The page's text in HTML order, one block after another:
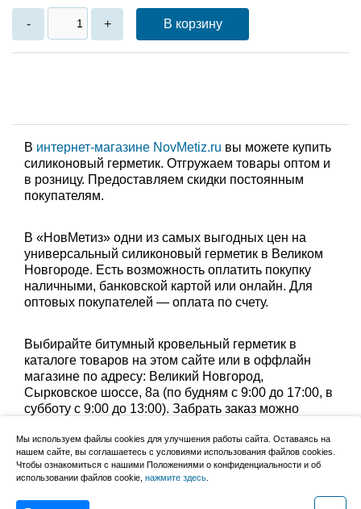
- + В корзину
В интернет-магазине NovMetiz.ru вы можете купить
силиконовый герметик. Отгружаем товары оптом и
в розницу. Предоставляем скидки постоянным
покупателям.
В «НовМетиз» одни из самых выгодных цен на
универсальный силиконовый герметик в Великом
Новгороде. Есть возможность оплатить покупку
наличными, банковской картой или онлайн. Для
оптовых покупателей — оплата по счету.
Выбирайте битумный кровельный герметик в
каталоге товаров на этом сайте или в оффлайн
магазине по адресу: Великий Новгород,
Сырковское шоссе, 8а (по будням с 9:00 до 17:00, в
субботу с 9:00 до 13:00). Забрать заказ можно
дома.
Уточните группу товаров:герметик силиконовый
Мы используем файлы cookies для улучшения работы сайта. Оставаясь на
нашем сайте, вы соглашаетесь с условиями использования файлов cookies.
Чтобы ознакомиться с нашими Положениями о конфиденциальности и об
использовании файлов cookie, нажмите здесь